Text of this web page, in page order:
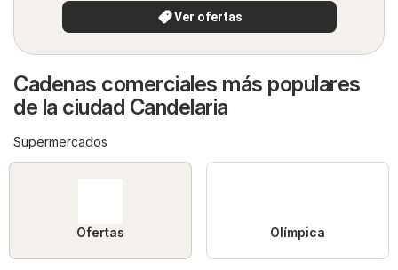
Ver ofertas
Cadenas comerciales más populares
de la ciudad Candelaria
Supermercados
Ofertas Olímpica